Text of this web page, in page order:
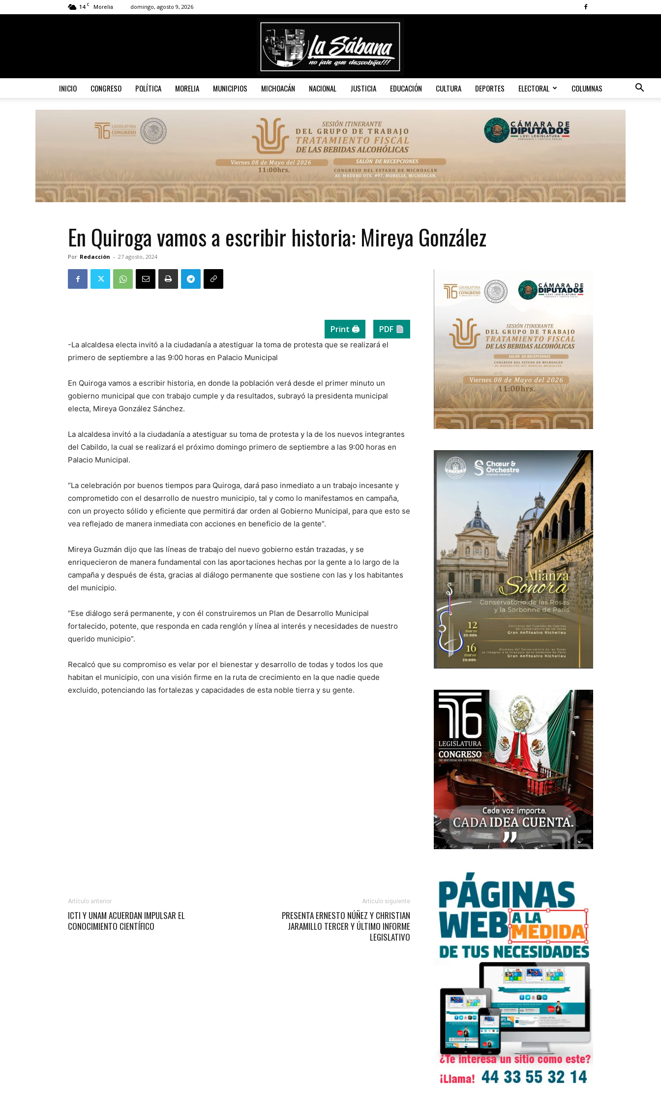
14 C Morelia domingo, agosto 9, 2026
Sábana
INICIO CONGRESO POLÍTICA MORELIA MUNICIPIOS MICHOACÁN NACIONAL JUSTICIA EDUCACIÓN CULTURA DEPORTES ELECTORAL COLUMNAS
En Quiroga vamos a escribir historia: Mireya González
Por Redacción - 27 agosto, 2024
Print 🖨 PDF
-La alcaldesa electa invitó a la ciudadanía a atestiguar la toma de protesta que se realizará el
primero de septiembre a las 9:00 horas en Palacio Municipal
En Quiroga vamos a escribir historia, en donde la población verá desde el primer minuto un
gobierno municipal que con trabajo cumple y da resultados, subrayó la presidenta municipal
electa, Mireya González Sánchez.
La alcaldesa invitó a la ciudadanía a atestiguar su toma de protesta y la de los nuevos integrantes
del Cabildo, la cual se realizará el próximo domingo primero de septiembre a las 9:00 horas en
Palacio Municipal.
“La celebración por buenos tiempos para Quiroga, dará paso inmediato a un trabajo incesante y
comprometido con el desarrollo de nuestro municipio, tal y como lo manifestamos en campaña,
con un proyecto sólido y eficiente que permitirá dar orden al Gobierno Municipal, para que esto se
vea reflejado de manera inmediata con acciones en beneficio de la gente”.
Mireya Guzmán dijo que las líneas de trabajo del nuevo gobierno están trazadas, y se
enriquecieron de manera fundamental con las aportaciones hechas por la gente a lo largo de la
campaña y después de ésta, gracias al diálogo permanente que sostiene con las y los habitantes
del municipio.
“Ese diálogo será permanente, y con él construiremos un Plan de Desarrollo Municipal
fortalecido, potente, que responda en cada renglón y línea al interés y necesidades de nuestro
querido municipio”.
Recalcó que su compromiso es velar por el bienestar y desarrollo de todas y todos los que
habitan el municipio, con una visión firme en la ruta de crecimiento en la que nadie quede
excluido, potenciando las fortalezas y capacidades de esta noble tierra y su gente.
Artículo anterior
ICTI Y UNAM ACUERDAN IMPULSAR EL
CONOCIMIENTO CIENTÍFICO
Artículo siguiente
PRESENTA ERNESTO NÚÑEZ Y CHRISTIAN
JARAMILLO TERCER Y ÚLTIMO INFORME
LEGISLATIVO